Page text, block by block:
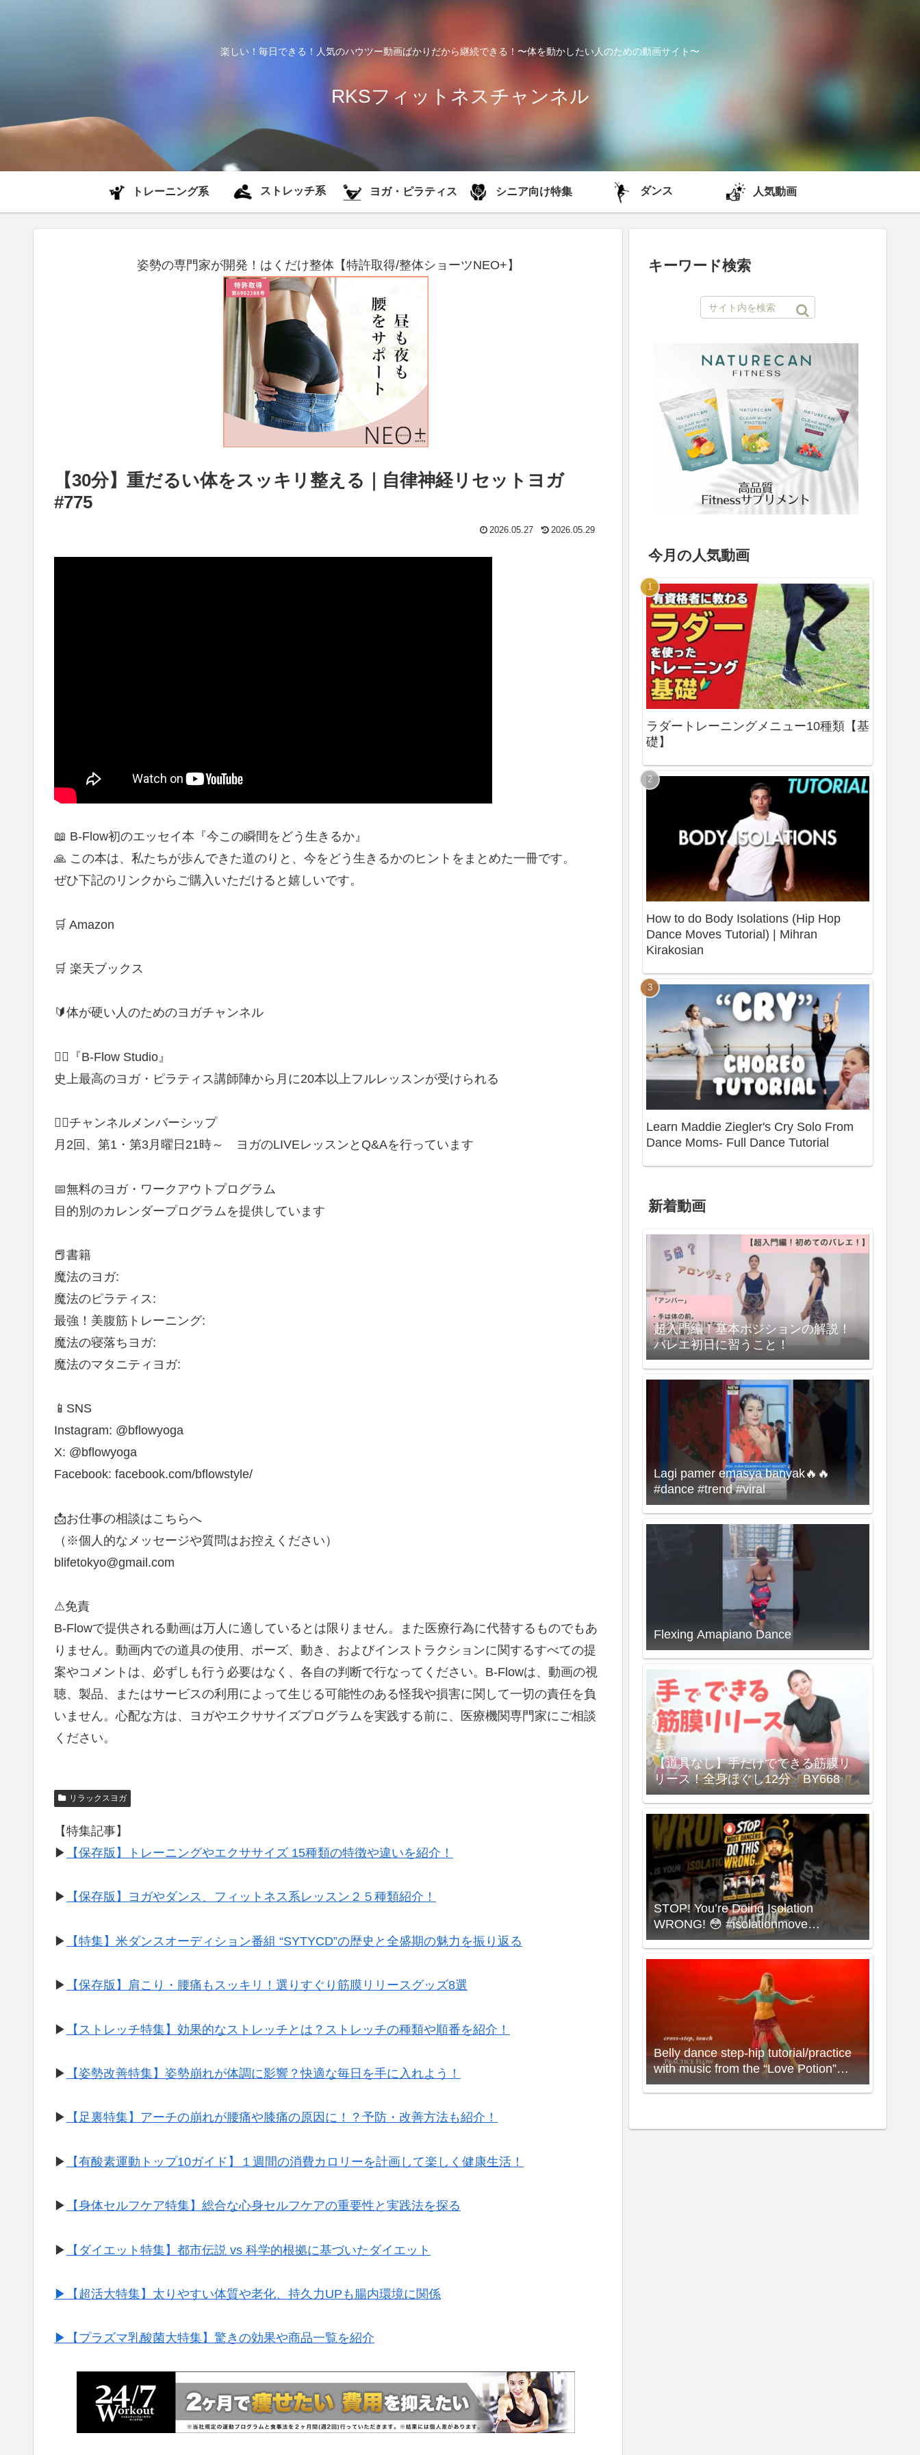
楽しい！毎日できる！人気のハウツー動画ばかりだから継続できる！〜体を動かしたい人のための動画サイト〜
RKSフィットネスチャンネル
トレーニング系 ストレッチ系 ヨガ・ピラティス シニア向け特集 ダンス 人気動画
姿勢の専門家が開発！はくだけ整体【特許取得/整体ショーツNEO+】
【30分】重だるい体をスッキリ整える｜自律神経リセットヨガ
#775
2026.05.27 2026.05.29
📖 B-Flow初のエッセイ本『今この瞬間をどう生きるか』
🙏 この本は、私たちが歩んできた道のりと、今をどう生きるかのヒントをまとめた一冊です。
ぜひ下記のリンクからご購入いただけると嬉しいです。
🛒 Amazon
🛒 楽天ブックス
🔰体が硬い人のためのヨガチャンネル
🧘‍♀️『B-Flow Studio』
史上最高のヨガ・ピラティス講師陣から月に20本以上フルレッスンが受けられる
🧘‍♂️チャンネルメンバーシップ
月2回、第1・第3月曜日21時～ ヨガのLIVEレッスンとQ&Aを行っています
📅無料のヨガ・ワークアウトプログラム
目的別のカレンダープログラムを提供しています
📕書籍
魔法のヨガ:
魔法のピラティス:
最強！美腹筋トレーニング:
魔法の寝落ちヨガ:
魔法のマタニティヨガ:
📱SNS
Instagram: @bflowyoga
X: @bflowyoga
Facebook: facebook.com/bflowstyle/
📩お仕事の相談はこちらへ
（※個人的なメッセージや質問はお控えください）
blifetokyo@gmail.com
⚠免責
B-Flowで提供される動画は万人に適しているとは限りません。また医療行為に代替するものでもあ
りません。動画内での道具の使用、ポーズ、動き、およびインストラクションに関するすべての提
案やコメントは、必ずしも行う必要はなく、各自の判断で行なってください。B-Flowは、動画の視
聴、製品、またはサービスの利用によって生じる可能性のある怪我や損害に関して一切の責任を負
いません。心配な方は、ヨガやエクササイズプログラムを実践する前に、医療機関専門家にご相談
ください。
リラックスヨガ
【特集記事】
▶︎
【保存版】トレーニングやエクササイズ 15種類の特徴や違いを紹介！
▶︎ 【保存版】ヨガやダンス、フィットネス系レッスン２５種類紹介！
▶︎ 【特集】米ダンスオーディション番組 “SYTYCD”の歴史と全盛期の魅力を振り返る
▶︎ 【保存版】肩こり・腰痛もスッキリ！選りすぐり筋膜リリースグッズ8選
▶︎ 【ストレッチ特集】効果的なストレッチとは？ストレッチの種類や順番を紹介！
▶︎ 【姿勢改善特集】姿勢崩れが体調に影響？快適な毎日を手に入れよう！
▶︎ 【足裏特集】アーチの崩れが腰痛や膝痛の原因に！？予防・改善方法も紹介！
▶︎ 【有酸素運動トップ10ガイド】１週間の消費カロリーを計画して楽しく健康生活！
▶︎ 【身体セルフケア特集】総合な心身セルフケアの重要性と実践法を探る
▶︎ 【ダイエット特集】都市伝説 vs 科学的根拠に基づいたダイエット
▶︎【超活大特集】太りやすい体質や老化、持久力UPも腸内環境に関係
▶︎【プラズマ乳酸菌大特集】驚きの効果や商品一覧を紹介
キーワード検索
今月の人気動画
ラダートレーニングメニュー10種類【基
礎】
How to do Body Isolations (Hip Hop
Dance Moves Tutorial) | Mihran
Kirakosian
Learn Maddie Ziegler's Cry Solo From
Dance Moms- Full Dance Tutorial
新着動画
超入門編！基本ポジションの解説！
バレエ初日に習うこと！
Lagi pamer emasya banyak🔥🔥
#dance #trend #viral
Flexing Amapiano Dance
【道具なし】手だけでできる筋膜リ
リース！全身ほぐし12分 BY668
STOP! You’re Doing Isolation
WRONG! 😳 #isolationmove
#animationdance #poppingdance
Belly dance step-hip tutorial/practice
with music from the “Love Potion”
Workout with Neon